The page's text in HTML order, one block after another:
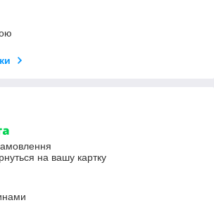
на вашу картку